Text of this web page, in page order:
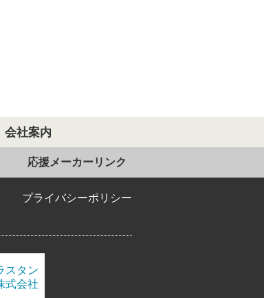
会社案内
応援メーカーリンク
プライバシーポリシー